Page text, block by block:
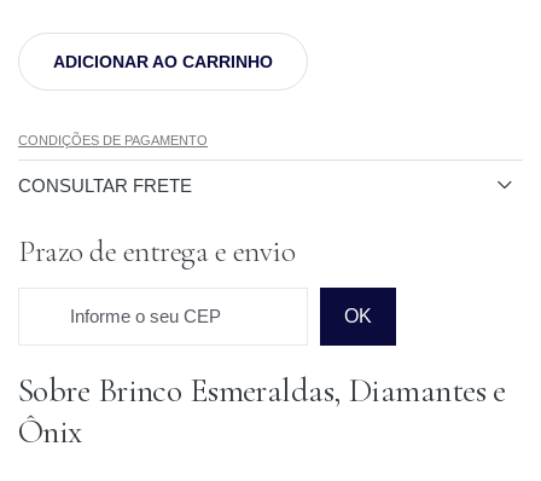
ADICIONAR AO CARRINHO
CONDIÇÕES DE PAGAMENTO
CONSULTAR FRETE
Prazo de entrega e envio
Informe o seu CEP OK
Prazo para o CEP
Sobre Brinco Esmeraldas, Diamantes e
Ônix